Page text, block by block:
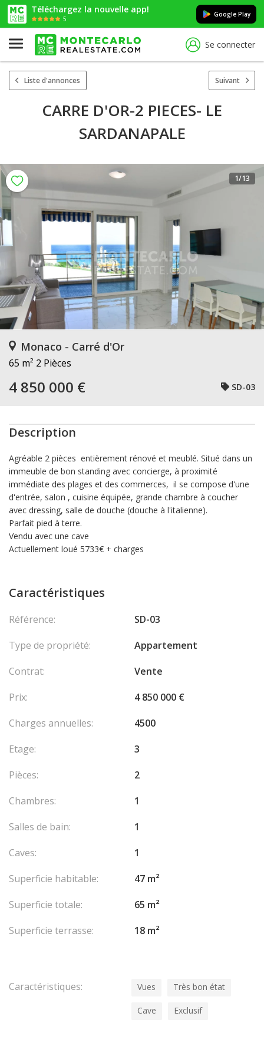
Téléchargez la nouvelle app!
5
Google Play
Se connecter
Liste d'annonces Suivant
CARRE D'OR-2 PIECES- LE
SARDANAPALE
1/13
Monaco - Carré d'Or
65 m² 2 Pièces
4 850 000 € SD-03
Description
Agréable 2 pièces entièrement rénové et meublé. Situé dans un
immeuble de bon standing avec concierge, à proximité
immédiate des plages et des commerces, il se compose d'une
d'entrée, salon , cuisine équipée, grande chambre à coucher
avec dressing, salle de douche (douche à l'italienne).
Parfait pied à terre.
Vendu avec une cave
Actuellement loué 5733€ + charges
Caractéristiques
Référence:
SD-03
Type de propriété:
Appartement
Contrat:
Vente
Prix:
4 850 000 €
Charges annuelles:
4500
Etage:
3
Pièces:
2
Chambres:
1
Salles de bain:
1
Caves:
1
Superficie habitable:
47 m²
Superficie totale:
65 m²
Superficie terrasse:
18 m²
Caractéristiques: Vues Très bon état
Cave Exclusif